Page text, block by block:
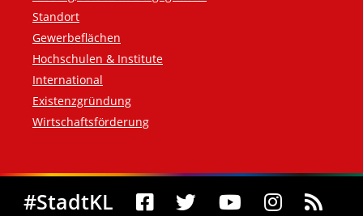
Standort
Gewerbeflächen
Hochschulen & Institute
International
Existenzgründung
Wirtschaftsförderung
Social Media
#StadtKL